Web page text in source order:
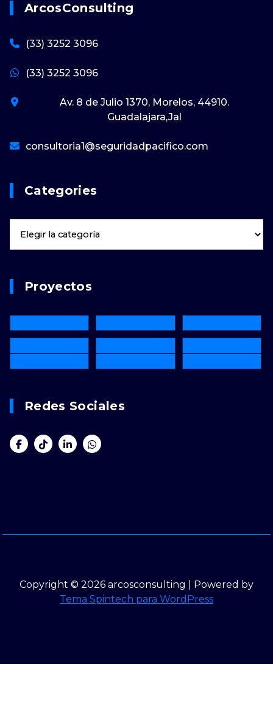
ArcosConsulting
(33) 3252 3096
(33) 3252 3096
Av. 8 de Julio 1370, Morelos, 44910.
Guadalajara,Jal
consultoria1@seguridadpacifico.com
Categories
Proyectos
Redes Sociales
Copyright © 2026 arcosconsulting | Powered by
Tema Spintech para WordPress